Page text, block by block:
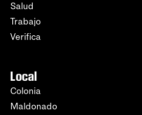
Salud
Trabajo
Verifica
Local
Colonia
Maldonado